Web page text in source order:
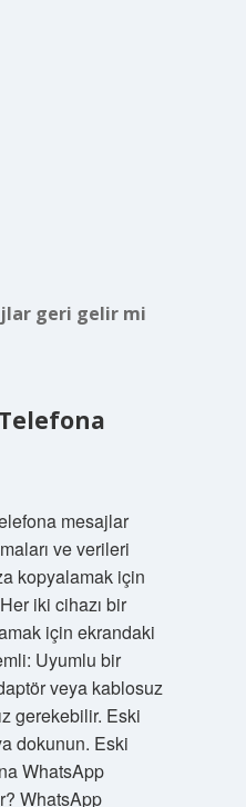
geri gelir mi
mesajlar
ve verileri
kopyalamak için
iki cihazı bir
için ekrandaki
Uyumlu bir
veya kablosuz
gerekebilir. Eski
dokunun. Eski
WhatsApp
WhatsApp